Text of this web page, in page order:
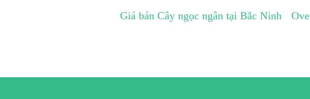
Giá bán Cây ngọc ngân tại Bắc Ninh